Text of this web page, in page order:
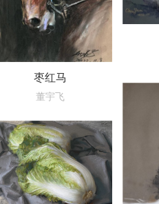
枣红马
董宇飞